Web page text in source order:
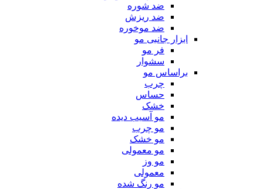
ضد شوره
ضد ریزش
ضد موخوره
ابزار جانبی مو
فر مو
سشوار
براساس مو
چرب
حساس
خشک
مو آسیب دیده
مو چرب
مو خشک
مو معمولی
مو وز
معمولی
مو رنگ شده